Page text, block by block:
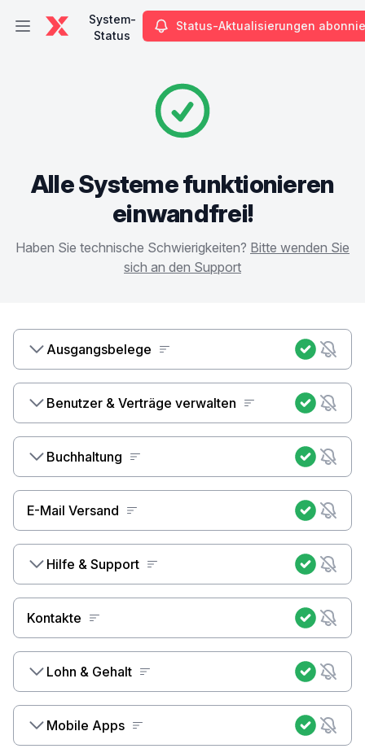
Hauptmenü öffnen
System-
Status
Status-Aktualisierungen
Alle Systeme funktionieren
einwandfrei!
Haben Sie technische Schwierigkeiten? Bitte wenden Sie
sich an den Support
Ausgangsbelege
Benutzer & Verträge verwalten
Buchhaltung
E-Mail Versand
Hilfe & Support
Kontakte
Lohn & Gehalt
Mobile Apps